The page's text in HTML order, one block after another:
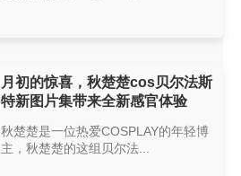
月初的惊喜，秋楚楚cos贝尔法斯
特新图片集带来全新感官体验
秋楚楚是一位热爱COSPLAY的年轻博
主，秋楚楚的这组贝尔法...